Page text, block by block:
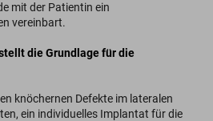
mit der Patientin ein
vereinbart.
die Grundlage für die
knöchernen Defekte im lateralen
ein individuelles Implantat für die